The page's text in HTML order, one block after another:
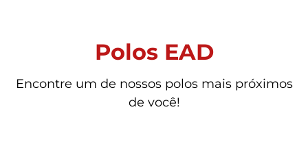
Polos EAD
Encontre um de nossos polos mais próximos
de você!